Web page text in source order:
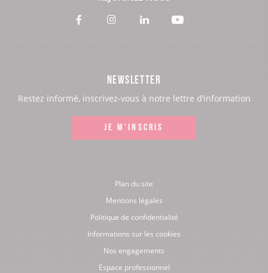
Voir
Facebook
Voir
Instagram
Voir
LinkedIn
Voir
Youtube
NEWSLETTER
Restez informé, inscrivez-vous à notre lettre d’information
JE M'INSCRIS
Plan du site
Mentions légales
Politique de confidentialité
Informations sur les cookies
Nos engagements
Espace professionnel